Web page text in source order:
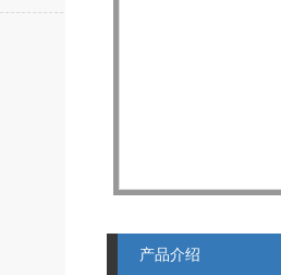
产品介绍